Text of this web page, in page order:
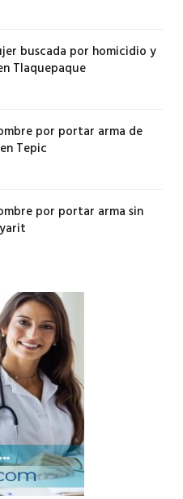
buscada por homicidio y
Tlaquepaque
por portar arma de
Tepic
por portar arma sin